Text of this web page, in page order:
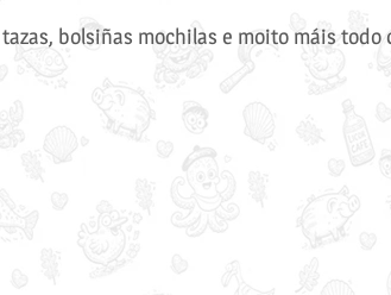
bolsiñas mochilas e moito máis